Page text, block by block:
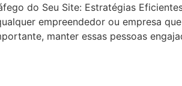
do Seu Site: Estratégias
empreendedor ou empresa
manter essas pessoas